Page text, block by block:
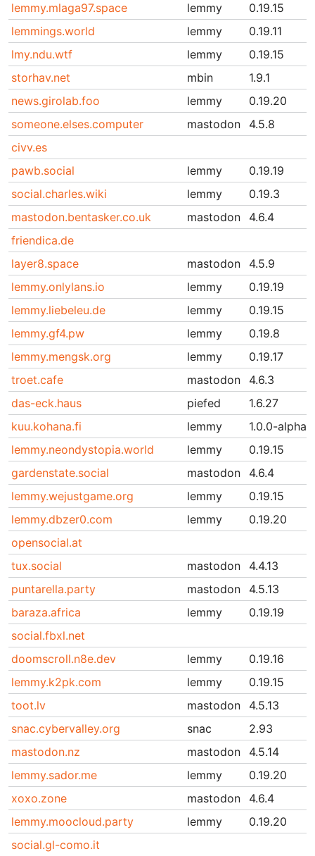
lemmy.mlaga97.space
lemmy
0.19.15
lemmings.world
lemmy
0.19.11
lmy.ndu.wtf
lemmy
0.19.15
storhav.net
mbin
1.9.1
news.girolab.foo
lemmy
0.19.20
someone.elses.computer
mastodon
4.5.8
civv.es
pawb.social
lemmy
0.19.19
social.charles.wiki
lemmy
0.19.3
mastodon.bentasker.co.uk
mastodon
4.6.4
friendica.de
layer8.space
mastodon
4.5.9
lemmy.onlylans.io
lemmy
0.19.19
lemmy.liebeleu.de
lemmy
0.19.15
lemmy.gf4.pw
lemmy
0.19.8
lemmy.mengsk.org
lemmy
0.19.17
troet.cafe
mastodon
4.6.3
das-eck.haus
piefed
1.6.27
kuu.kohana.fi
lemmy
1.0.0-
lemmy.neondystopia.world
lemmy
0.19.15
gardenstate.social
mastodon
4.6.4
lemmy.wejustgame.org
lemmy
0.19.15
lemmy.dbzer0.com
lemmy
0.19.20
opensocial.at
tux.social
mastodon
4.4.13
puntarella.party
mastodon
4.5.13
baraza.africa
lemmy
0.19.19
social.fbxl.net
doomscroll.n8e.dev
lemmy
0.19.16
lemmy.k2pk.com
lemmy
0.19.15
toot.lv
mastodon
4.5.13
snac.cybervalley.org
snac
2.93
mastodon.nz
mastodon
4.5.14
lemmy.sador.me
lemmy
0.19.20
xoxo.zone
mastodon
4.6.4
lemmy.moocloud.party
lemmy
0.19.20
social.gl-como.it